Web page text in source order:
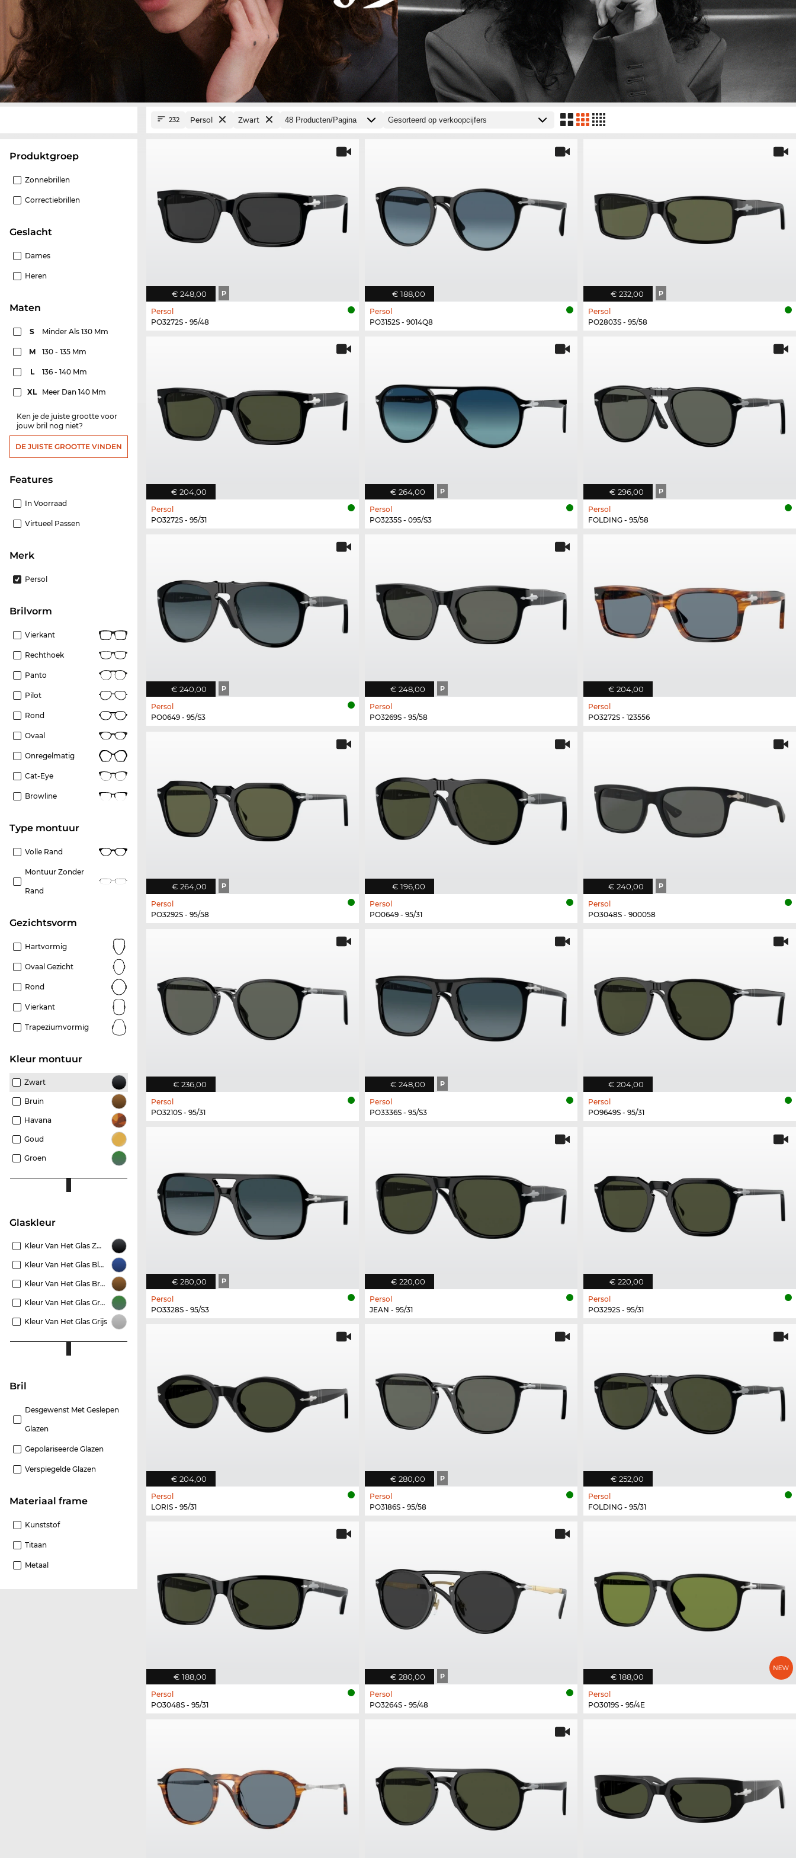
Produktgroep
Zonnebrillen
Correctiebrillen
Geslacht
Dames
Heren
Maten
S Minder Als 130 Mm
M 130 - 135 Mm
L 136 - 140 Mm
XL Meer Dan 140 Mm
Ken je de juiste grootte voor
jouw bril nog niet?
DE JUISTE GROOTTE VINDEN
features
In Voorraad
Virtueel Passen
Merk
Persol
Brilvorm
Vierkant
Rechthoek
Panto
Pilot
Rond
Ovaal
Onregelmatig
Cat-Eye
Browline
Type montuur
Volle Rand
Montuur Zonder
Rand
Gezichtsvorm
Hartvormig
Ovaal Gezicht
Rond
Vierkant
Trapeziumvormig
Kleur montuur
Zwart
Bruin
Havana
Goud
Groen
Glaskleur
Kleur Van Het Glas Zwart
Kleur Van Het Glas Blauw
Kleur Van Het Glas Bruin
Kleur Van Het Glas Groen
Kleur Van Het Glas Grijs
Bril
Desgewenst Met Geslepen
Glazen
Gepolariseerde Glazen
Verspiegelde Glazen
Materiaal frame
Kunststof
Titaan
Metaal
232 Persol Zwart
€ 248,00 P
Persol
PO3272S - 95/48
€ 188,00
Persol
PO3152S - 9014Q8
€ 232,00 P
Persol
PO2803S - 95/58
€ 204,00
Persol
PO3272S - 95/31
€ 264,00 P
Persol
PO3235S - 095/S3
€ 296,00 P
Persol
FOLDING - 95/58
€ 240,00 P
Persol
PO0649 - 95/S3
€ 248,00 P
Persol
PO3269S - 95/58
€ 204,00
Persol
PO3272S - 123556
€ 264,00 P
Persol
PO3292S - 95/58
€ 196,00
Persol
PO0649 - 95/31
€ 240,00 P
Persol
PO3048S - 900058
€ 236,00
Persol
PO3210S - 95/31
€ 248,00 P
Persol
PO3336S - 95/S3
€ 204,00
Persol
PO9649S - 95/31
€ 280,00 P
Persol
PO3328S - 95/S3
€ 220,00
Persol
JEAN - 95/31
€ 220,00
Persol
PO3292S - 95/31
€ 204,00
Persol
LORIS - 95/31
€ 280,00 P
Persol
PO3186S - 95/58
€ 252,00
Persol
FOLDING - 95/31
€ 188,00
Persol
PO3048S - 95/31
€ 280,00 P
Persol
PO3264S - 95/48
€ 188,00
Persol
PO3019S - 95/4E